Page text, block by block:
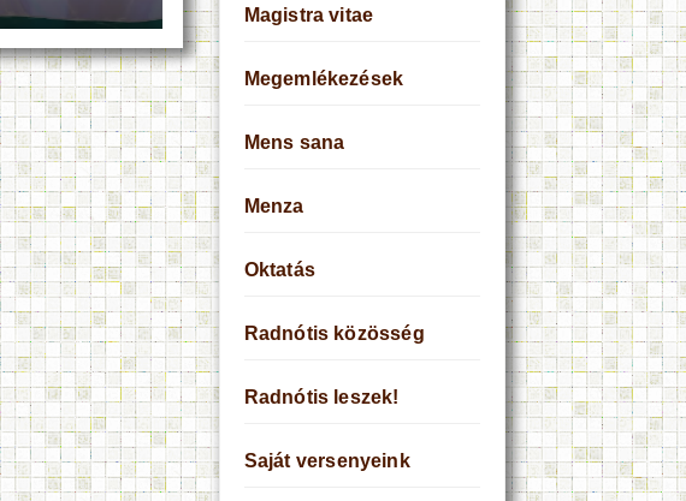
Magistra vitae
Megemlékezések
Mens sana
Menza
Oktatás
Radnótis közösség
Radnótis leszek!
Saját versenyeink